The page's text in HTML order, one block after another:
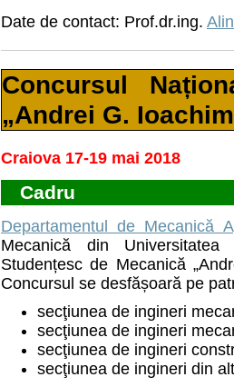
Date de contact: Prof.dr.ing.
Concursul
„Andrei G.
Craiova 17-19 mai 2018
Cadru
Departamentul de Mecanică
Mecanică din
Studențesc de Mecanică
Concursul se desfășoară pe
secţiunea de ingineri
secţiunea de ingineri
secţiunea de ingineri
secţiunea de ingineri din